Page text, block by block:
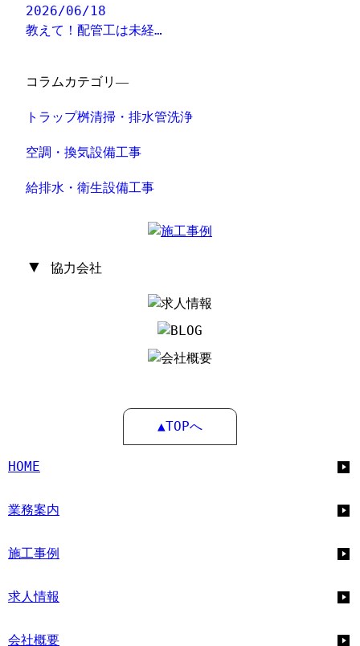
2026/06/18
教えて！配管工は未経…
コラムカテゴリ―
トラップ桝清掃・排水管洗浄
空調・換気設備工事
給排水・衛生設備工事
▼ 協力会社
▲TOPへ
HOME
業務案内
施工事例
求人情報
会社概要